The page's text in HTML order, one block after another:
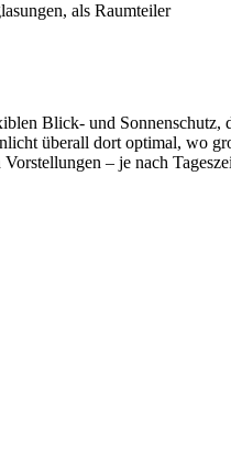
als Raumteiler
Blick- und
überall dort optimal, wo
– je nach